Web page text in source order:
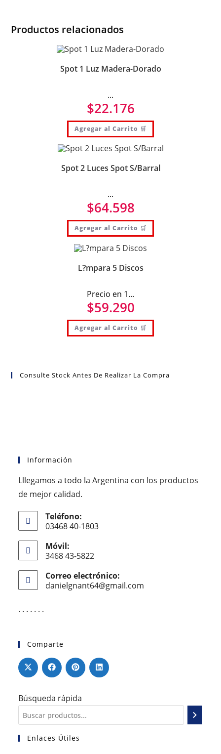
Productos relacionados
Spot 1 Luz Madera-Dorado
...
$22.176
Agregar al Carrito 🛒
Spot 2 Luces Spot S/Barral
...
$64.598
Agregar al Carrito 🛒
L?mpara 5 Discos
Precio en 1...
$59.290
Agregar al Carrito 🛒
Consulte Stock Antes De Realizar La Compra
Información
Lllegamos a todo la Argentina con los productos
de mejor calidad.
Teléfono:
03468 40-1803
Móvil:
3468 43-5822
Correo electrónico:
danielgnant64@gmail.com
. . . . . . .
Comparte
Búsqueda rápida
Enlaces Útiles